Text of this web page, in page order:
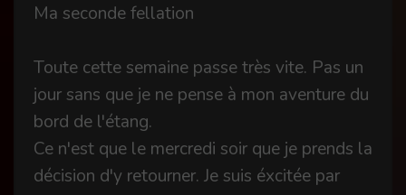
Ma seconde fellation
Toute cette semaine passe très vite. Pas un
jour sans que je ne pense à mon aventure du
bord de l'étang.
Ce n'est que le mercredi soir que je prends la
décision d'y retourner. Je suis éxcitée par